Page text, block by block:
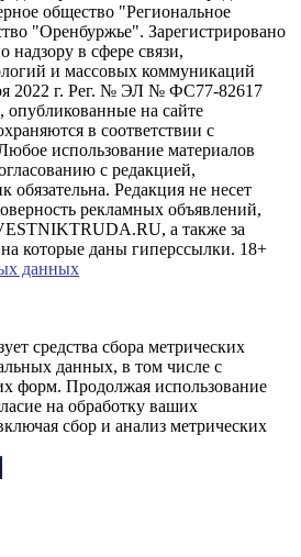
общество "Региональное
"Оренбуржье". Зарегистрировано
в сфере связи,
и массовых коммуникаций
2022 г. Рег. № ЭЛ № ФС77-82617
опубликованные на сайте
в соответствии с
использование материалов
с редакцией,
обязательна. Редакция не несет
рекламных объявлений,
а также за
которые даны гиперссылки. 18+
данных
средства сбора метрических
данных, в том числе с
форм. Продолжая использование
на обработку ваших
сбор и анализ метрических